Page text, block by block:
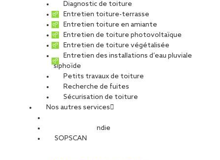
Diagnostic de toiture
Entretien toiture-terrasse
Entretien toiture en amiante
Entretien de toiture photovoltaïque
Entretien de toiture végétalisée
Entretien des installations d’eau pluviale
siphoïde
Petits travaux de toiture
Recherche de fuites
Sécurisation de toiture
Nos autres services
Sécurité Incendie
SOPSCAN